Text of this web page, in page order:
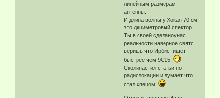
линейным размерам
антенны.
И длина волны у Хокая 70 см,
это дециметровый спектор.
Ты в своей сделаноунас
реальности наверное свято
веришь что Ирбис ищет
быстрее чем 9С15.
Сколипастил статьи по
радиолокации и думает что
стал спецом.